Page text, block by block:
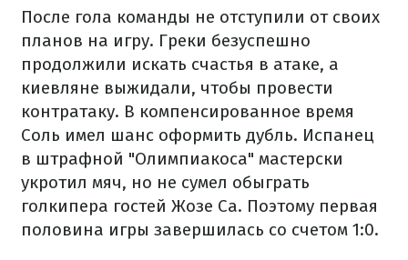
После гола команды не отступили от своих
планов на игру. Греки безуспешно
продолжили искать счастья в атаке, а
киевляне выжидали, чтобы провести
контратаку. В компенсированное время
Соль имел шанс оформить дубль. Испанец
в штрафной "Олимпиакоса" мастерски
укротил мяч, но не сумел обыграть
голкипера гостей Жозе Са. Поэтому первая
половина игры завершилась со счетом 1:0.